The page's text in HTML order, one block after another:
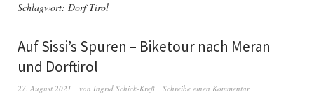
Schlagwort: Dorf Tirol
Auf Sissi’s Spuren – Biketour nach Meran
und Dorftirol
27. August 2021 von Ingrid Schick-Kreß Schreibe einen Kommentar